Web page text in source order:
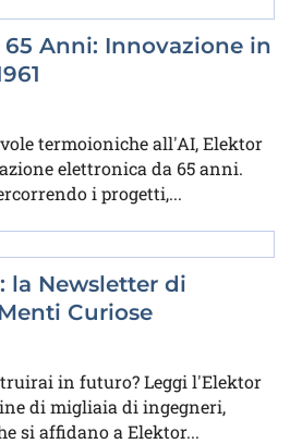
Anni: Innovazione in
termoioniche all'AI, Elektor
elettronica da 65 anni.
i progetti,...
la Newsletter di
Curiose
in futuro? Leggi l'Elektor
di migliaia di ingegneri,
si affidano a Elektor...